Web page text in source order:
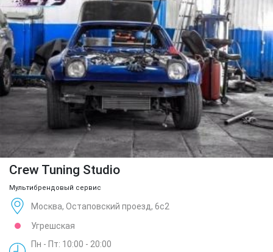
Crew Tuning Studio
Мультибрендовый сервис
Москва, Остаповский проезд, 6с2
Угрешская
Пн - Пт: 10:00 - 20:00